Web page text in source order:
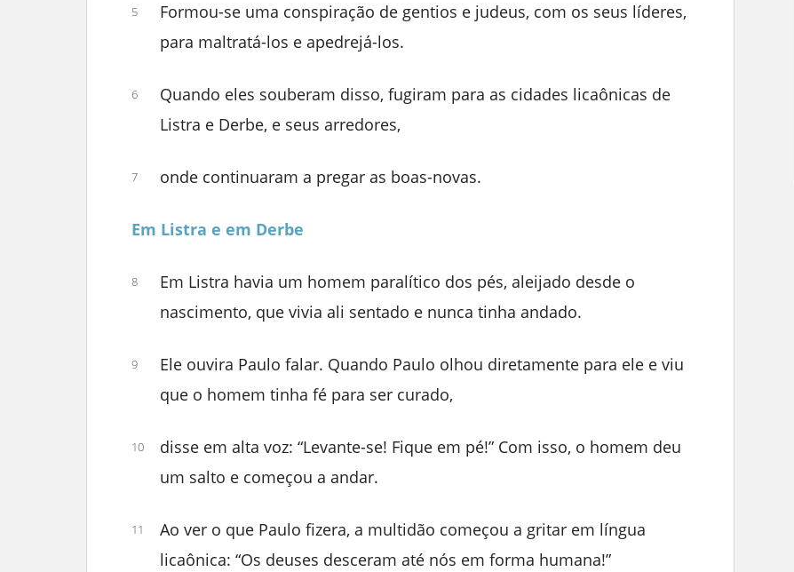
5
Formou-se uma conspiração de gentios e judeus, com os seus líderes,
para maltratá-los e apedrejá-los.
6
Quando eles souberam disso, fugiram para as cidades licaônicas de
Listra e Derbe, e seus arredores,
7 onde continuaram a pregar as boas-novas.
Em Listra e em Derbe
8
Em Listra havia um homem paralítico dos pés, aleijado desde o
nascimento, que vivia ali sentado e nunca tinha andado.
9
Ele ouvira Paulo falar. Quando Paulo olhou diretamente para ele e viu
que o homem tinha fé para ser curado,
10
disse em alta voz: “Levante-se! Fique em pé!” Com isso, o homem deu
um salto e começou a andar.
11
Ao ver o que Paulo fizera, a multidão começou a gritar em língua
licaônica: “Os deuses desceram até nós em forma humana!”